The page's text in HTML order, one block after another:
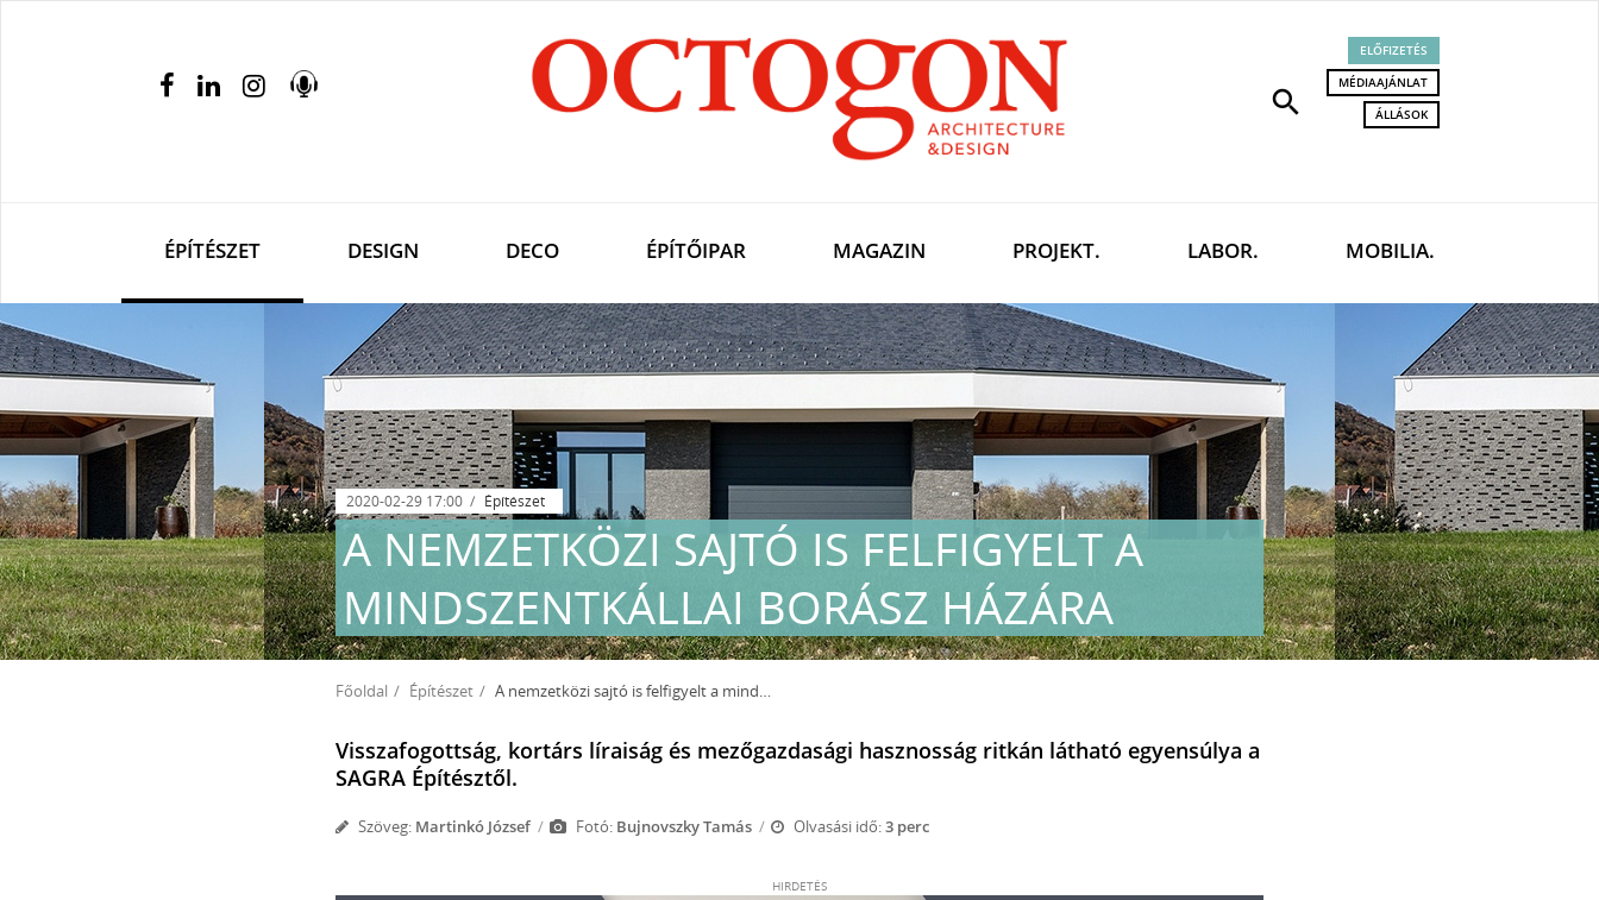
search
ELŐFIZETÉS
MÉDIAAJÁNLAT
ÁLLÁSOK
ÉPÍTÉSZET DESIGN DECO ÉPÍTŐIPAR MAGAZIN PROJEKT. LABOR. MOBILIA.
2020-02-29 17:00 Építészet
A NEMZETKÖZI SAJTÓ IS FELFIGYELT A
MINDSZENTKÁLLAI BORÁSZ HÁZÁRA
Főoldal Építészet A nemzetközi sajtó is felfigyelt a mindszentkállai Borász házára
Visszafogottság, kortárs líraiság és mezőgazdasági hasznosság ritkán látható egyensúlya a
SAGRA Építésztől.
Szöveg: Martinkó József Fotó: Bujnovszky Tamás Olvasási idő:3 perc
HIRDETÉS